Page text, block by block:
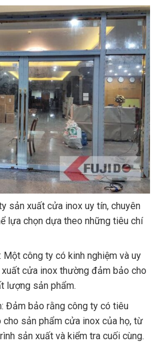
sản xuất cửa inox uy tín, chuyên
lựa chọn dựa theo những tiêu chí
Một công ty có kinh nghiệm và uy
cửa inox thường đảm bảo cho
lượng sản phẩm.
Đảm bảo rằng công ty có tiêu
sản phẩm cửa inox của họ, từ
sản xuất và kiểm tra cuối cùng.